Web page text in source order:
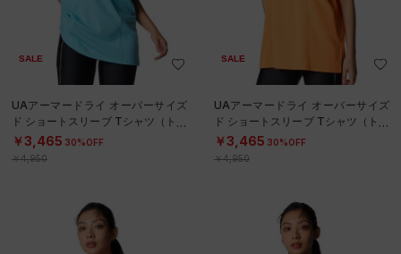
SALE
UAアーマードライ オーバーサイズ
ド ショートスリーブ Tシャツ（トレ
ーニング/WOMEN）
￥3,465 30%OFF
￥4,950
SALE
UAアーマードライ オーバーサイズ
ド ショートスリーブ Tシャツ（トレ
ーニング/WOMEN）
￥3,465 30%OFF
￥4,950